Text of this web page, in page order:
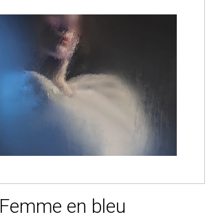
Femme en bleu